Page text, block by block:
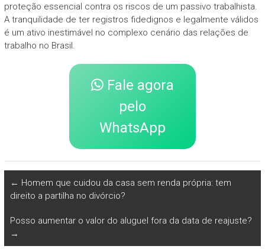
proteção essencial contra os riscos de um passivo trabalhista.
A tranquilidade de ter registros fidedignos e legalmente válidos
é um ativo inestimável no complexo cenário das relações de
trabalho no Brasil.
Fale agora
pelo
WhatsApp
← Homem que cuidou da casa sem renda própria: tem
direito a partilha no divórcio?
Posso aumentar o valor do aluguel fora da data de reajuste?
→